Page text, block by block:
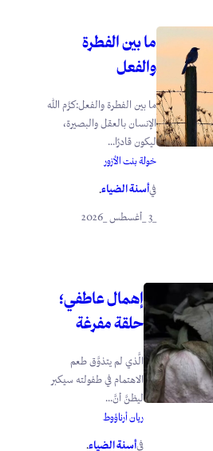
ما بين الفطرة
والفعل
ما بين الفطرة والفعل:كرَّم الله
الإنسان بالعقل والبصيرة،
ليكون قادرًا...
خولة بنت الأزور
فيأسنة الضياء.
إهمال عاطفي؛
حلقة مفرغة
الَّذي لم يتذوَّق طعم
الاهتمام في طفولته سيكبر
ليظنَّ أنَّ...
ريان أرناؤوط
فيأسنة الضياء.